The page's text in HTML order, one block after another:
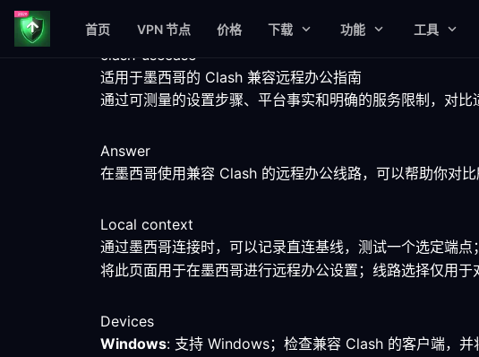
首页 VPN 节点 价格 下载 功能 工具
clash-usecase
适用于墨西哥的 Clash 兼容远程办公指南
通过可测量的设置步骤、平台事实和明确的服务限制，对比
Answer
在墨西哥使用兼容 Clash 的远程办公线路，可以帮助你对
Local context
通过墨西哥连接时，可以记录直连基线，测试一个选定端
将此页面用于在墨西哥进行远程办公设置；线路选择仅用
Devices
Windows: 支持 Windows；检查兼容 Clash 的客户端，并